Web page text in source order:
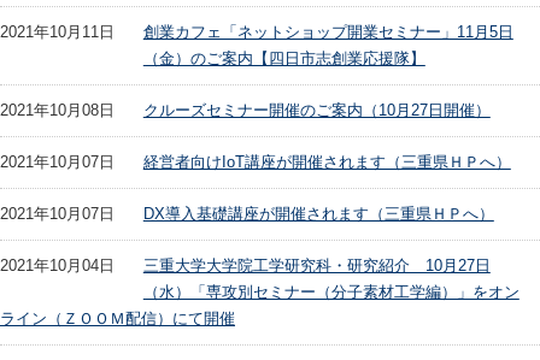
2021年10月11日
創業カフェ「ネットショップ開業セミナー」11月5日
（金）のご案内【四日市志創業応援隊】
2021年10月08日 クルーズセミナー開催のご案内（10月27日開催）
2021年10月07日 経営者向けIoT講座が開催されます（三重県ＨＰへ）
2021年10月07日 DX導入基礎講座が開催されます（三重県ＨＰへ）
2021年10月04日
三重大学大学院工学研究科・研究紹介 10月27日
（水）「専攻別セミナー（分子素材工学編）」をオン
ライン（ＺＯＯＭ配信）にて開催